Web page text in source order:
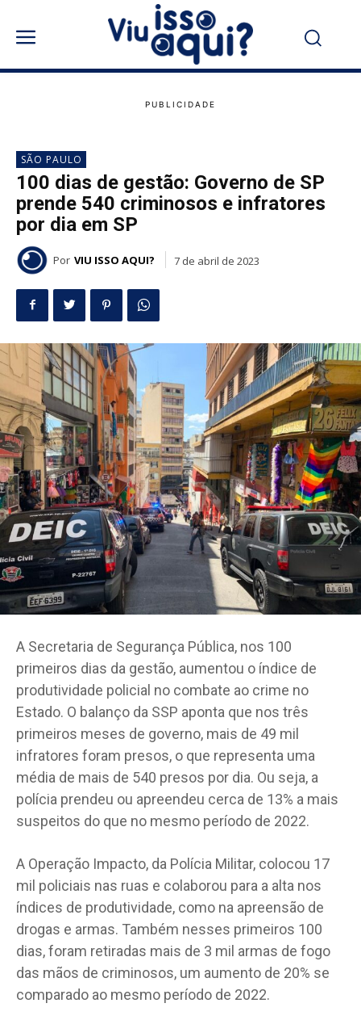
SÃO PAULO
100 dias de gestão: Governo de SP
prende 540 criminosos e infratores
por dia em SP
Por VIU ISSO AQUI? 7 de abril de 2023
A Secretaria de Segurança Pública, nos 100
primeiros dias da gestão, aumentou o índice de
produtividade policial no combate ao crime no
Estado. O balanço da SSP aponta que nos três
primeiros meses de governo, mais de 49 mil
infratores foram presos, o que representa uma
média de mais de 540 presos por dia. Ou seja, a
polícia prendeu ou apreendeu cerca de 13% a mais
suspeitos do que no mesmo período de 2022.
A Operação Impacto, da Polícia Militar, colocou 17
mil policiais nas ruas e colaborou para a alta nos
índices de produtividade, como na apreensão de
drogas e armas. Também nesses primeiros 100
dias, foram retiradas mais de 3 mil armas de fogo
das mãos de criminosos, um aumento de 20% se
comparado ao mesmo período de 2022.